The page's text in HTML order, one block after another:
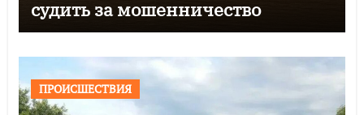
судить за мошенничество
ПРОИСШЕСТВИЯ